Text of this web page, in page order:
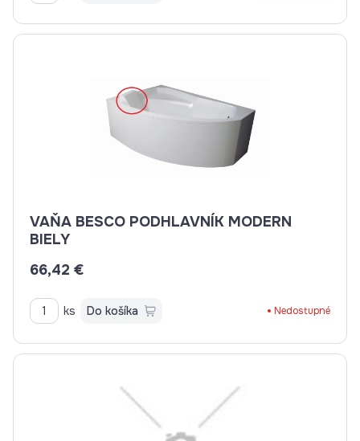
VAŇA BESCO PODHLAVNÍK MODERN
BIELY
66,42 €
ks Do košíka Nedostupné